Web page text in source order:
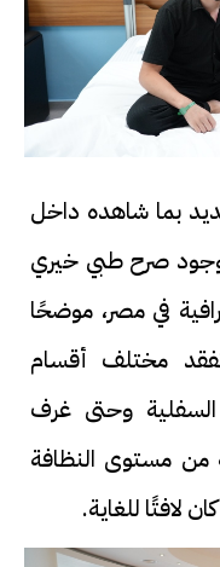
بما شاهده داخل
وجود صرح طبي خيري
في مصر، موضحًا
مختلف أقسام
وحتى غرف
من مستوى النظافة
لافتًا للغاية.